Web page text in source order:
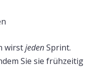
wirstjedenSprint.
Sie sie frühzeitig